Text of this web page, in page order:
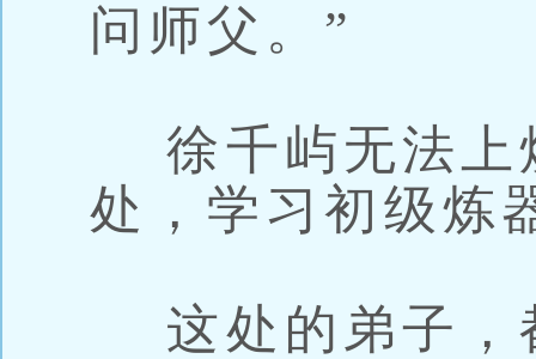
问师父。”
徐千屿无法上
处，学习初级炼
这处的弟子，